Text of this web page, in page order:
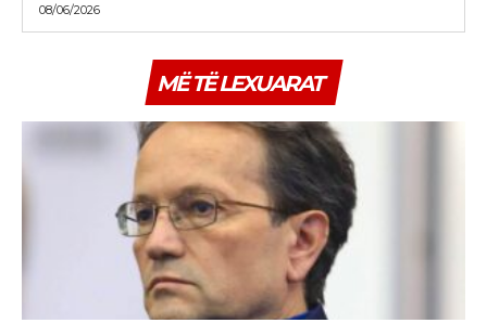
08/06/2026
MË TË LEXUARAT